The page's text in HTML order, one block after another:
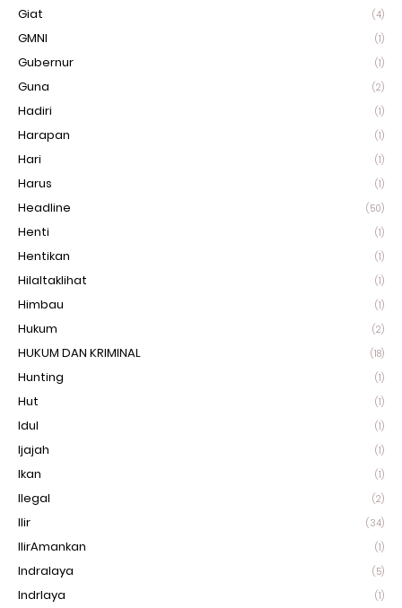
Giat (4)
GMNI (1)
Gubernur (1)
Guna (2)
Hadiri (1)
Harapan (1)
Hari (1)
Harus (1)
Headline (50)
Henti (1)
Hentikan (1)
Hilaltaklihat (1)
Himbau (1)
Hukum (2)
HUKUM DAN KRIMINAL (18)
Hunting (1)
Hut (1)
Idul (1)
Ijajah (1)
Ikan (1)
Ilegal (2)
Ilir (34)
IlirAmankan (1)
Indralaya (5)
Indrlaya (1)